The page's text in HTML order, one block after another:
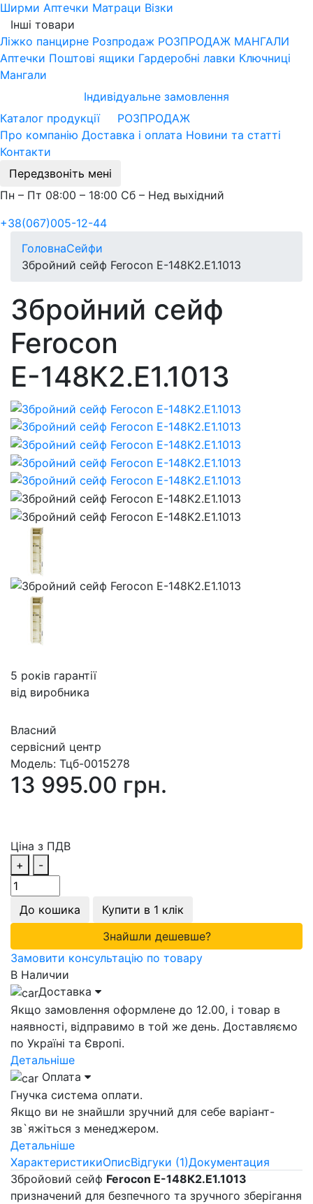
Ширми Аптечки Матраци Візки
Інші товари
Ліжко панцирне Розпродаж РОЗПРОДАЖ МАНГАЛИ
Аптечки Поштові ящики Гардеробні лавки Ключниці
Мангали
Індивідуальне замовлення
Каталог продукції
РОЗПРОДАЖ
Про компанію Доставка і оплата Новини та статті
Контакти
Передзвоніть мені
Пн – Пт 08:00 – 18:00 Сб – Нед выхідний
+38(067)005-12-44
ГоловнаСейфи
Збройний сейф Ferocon Е-148К2.Е1.1013
Збройний сейф
Ferocon
Е-148К2.Е1.1013
5 років гарантії
від виробника
Власний
сервісний центр
Модель: Тцб-0015278
13 995.00 грн.
Ціна з ПДВ
+
-
До кошика
Купити в 1 клік
Знайшли дешевше?
Замовити консультацію по товару
В Наличии
Доставка
Якщо замовлення оформлене до 12.00, і товар в
наявності, відправимо в той же день. Доставляємо
по Україні та Європі.
Детальніше
Оплата
Гнучка система оплати.
Якщо ви не знайшли зручний для себе варіант-
зв`яжіться з менеджером.
Детальніше
ХарактеристикиОписВідгуки (1)Документация
Збройовий сейф Ferocon Е-148К2.Е1.1013
призначений для безпечного та зручного зберігання